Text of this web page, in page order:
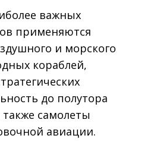
важных
применяются
и морского
кораблей,
до полутора
самолеты
авиации.